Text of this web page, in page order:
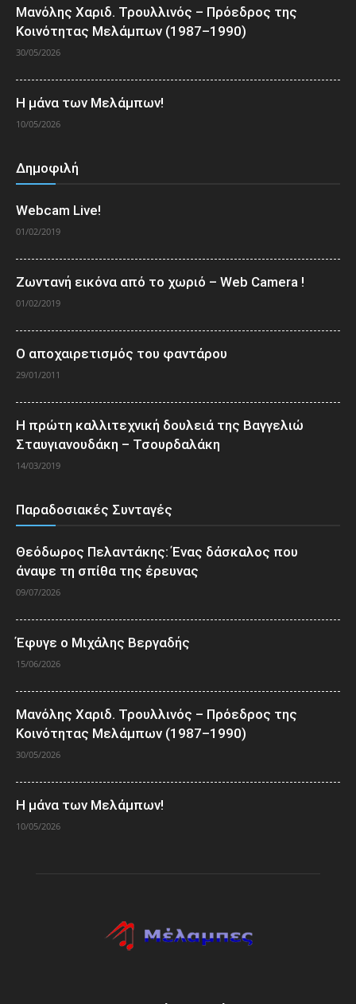
Μανόλης Χαριδ. Τρουλλινός – Πρόεδρος της
Κοινότητας Μελάμπων (1987–1990)
30/05/2026
Η μάνα των Μελάμπων!
10/05/2026
Δημοφιλή
Webcam Live!
01/02/2019
Ζωντανή εικόνα από το χωριό – Web Camera !
01/02/2019
Ο αποχαιρετισμός του φαντάρου
29/01/2011
Η πρώτη καλλιτεχνική δουλειά της Βαγγελιώ
Σταυγιανουδάκη – Τσουρδαλάκη
14/03/2019
Παραδοσιακές Συνταγές
Θεόδωρος Πελαντάκης: Ένας δάσκαλος που
άναψε τη σπίθα της έρευνας
09/07/2026
Έφυγε ο Μιχάλης Βεργαδής
15/06/2026
Μανόλης Χαριδ. Τρουλλινός – Πρόεδρος της
Κοινότητας Μελάμπων (1987–1990)
30/05/2026
Η μάνα των Μελάμπων!
10/05/2026